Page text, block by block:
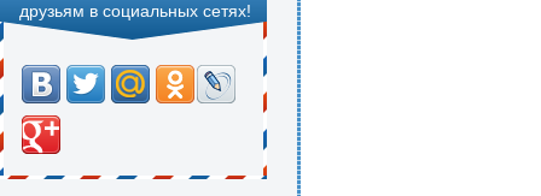
друзьям в социальных сетях!